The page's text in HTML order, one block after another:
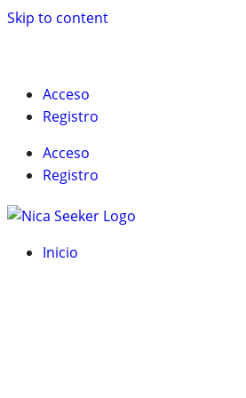
Skip to content
Acceso
Registro
Acceso
Registro
Inicio